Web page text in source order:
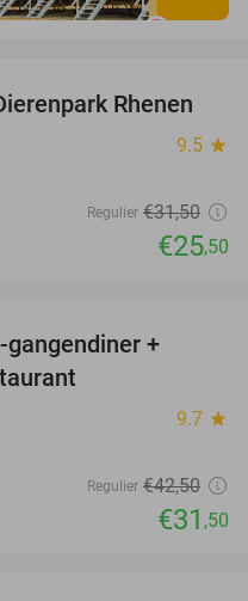
19%
Rhenen
9.5 star
Regulier €31,50
€25,50
+
9.7 star
Regulier €42,50
€31 ,50